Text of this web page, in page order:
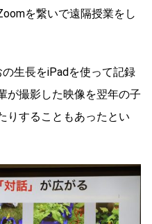
を繋いで遠隔授業をし
生長をiPadを使って記録
が撮影した映像を翌年の子
りすることもあったとい